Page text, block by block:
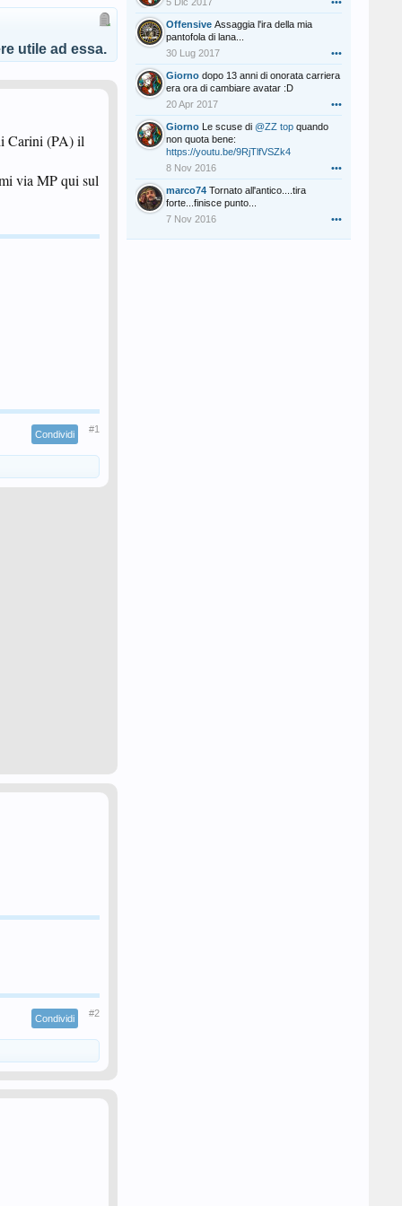
utile ad essa.
Carini (PA) il
via MP qui sul
Condividi #1
Condividi #2
Offensive Assaggia l'ira della mia
pantofola di lana...
30 Lug 2017
•••
Giorno dopo 13 anni di onorata carriera
era ora di cambiare avatar :D
20 Apr 2017
•••
Giorno Le scuse di @ZZ top quando
non quota bene:
https://youtu.be/9RjTlfVSZk4
8 Nov 2016
•••
marco74 Tornato all'antico....tira
forte...finisce punto...
7 Nov 2016
•••